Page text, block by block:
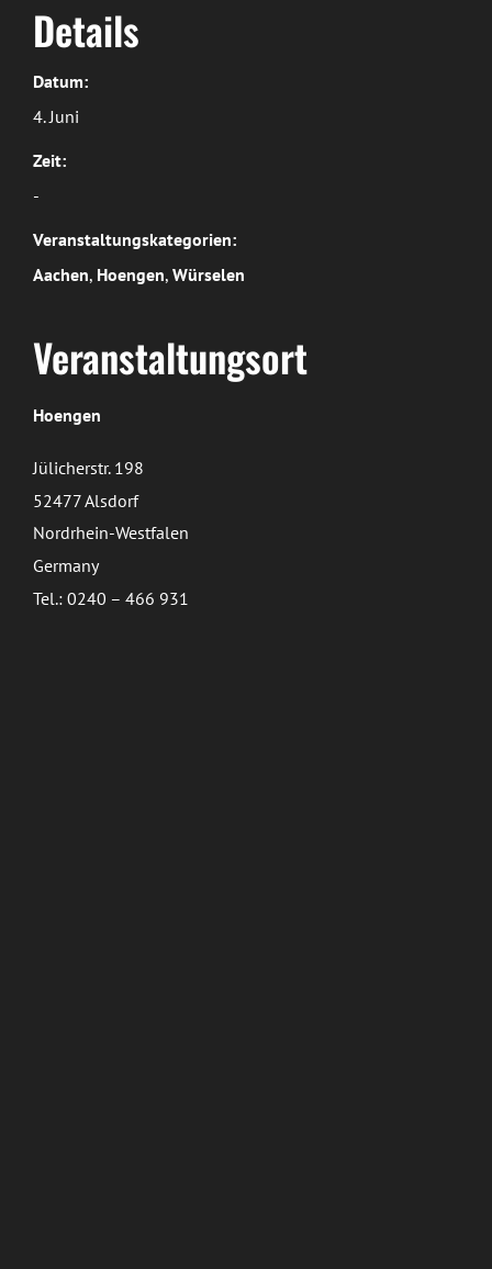
Details
Datum:
4. Juni
Zeit:
-
Veranstaltungskategorien:
Aachen, Hoengen, Würselen
Veranstaltungsort
Hoengen
Jülicherstr. 198
52477 Alsdorf
Nordrhein-Westfalen
Germany
Tel.: 0240 – 466 931